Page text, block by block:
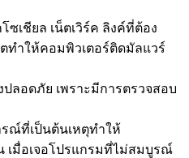
เชียล เน็ตเวิร์ค ลิงค์ที่ต้อง
ตทำให้คอมพิวเตอร์ติดมัลแวร์
ปลอดภัย เพราะมีการตรวจสอบ
รณ์ที่เป็นต้นเหตุทำให้
เมื่อเจอโปรแกรมที่ไม่สมบูรณ์